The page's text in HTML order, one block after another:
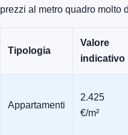
prezzi al metro quadro molto
Tipologia
Valore
indicativo
Appartamenti
2.425
€/m²